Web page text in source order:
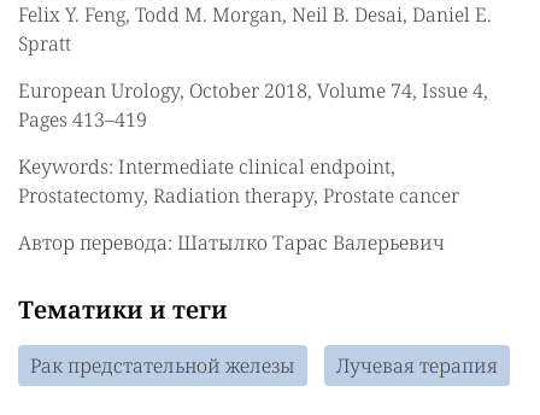
Felix Y. Feng, Todd M. Morgan, Neil B. Desai, Daniel E.
Spratt
European Urology, October 2018, Volume 74, Issue 4,
Pages 413–419
Keywords: Intermediate clinical endpoint,
Prostatectomy, Radiation therapy, Prostate cancer
Автор перевода: Шатылко Тарас Валерьевич
Тематики и теги
Рак предстательной железы Лучевая терапия